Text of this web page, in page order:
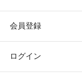
会員登録
ログイン